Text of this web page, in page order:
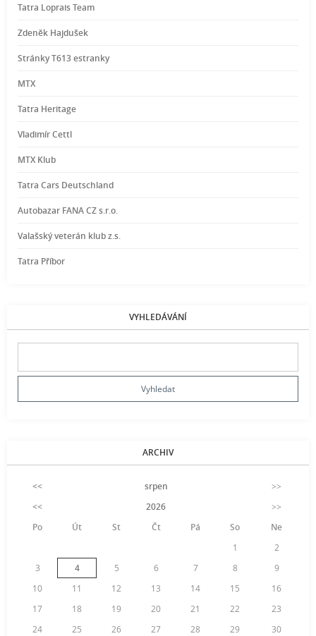
Tatra Loprais Team
Zdeněk Hajdušek
Stránky T613 estranky
MTX
Tatra Heritage
Vladimír Cettl
MTX Klub
Tatra Cars Deutschland
Autobazar FANA CZ s.r.o.
Valašský veterán klub z.s.
Tatra Příbor
VYHLEDÁVÁNÍ
ARCHIV
<< srpen
>>
<<
2026
>>
Po
Út St Čt Pá So
Ne
1
2
3
4 5 6 7 8
9
10
11 12 13 14 15
16
17
18 19 20 21 22
23
24
25 26 27 28 29
30